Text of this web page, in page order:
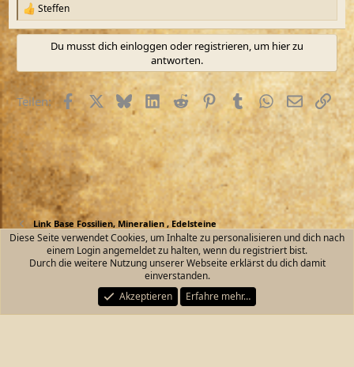
R
e
a
i
o
n
e
n
Steffen
Du musst dich einloggen oder registrieren, um hier zu
antworten.
Teilen: FacebookX (Twitter)
BlueskyLinkedIn
Reddit PinterestTumblrWhatsApp
E-MailLink
Link Base Fossilien, Mineralien , Edelsteine
Kontakt Nutzungsbedingungen
Datenschutz
Start
R
S
Community platform by XenForo® © 2010-2026 XenForo Ltd.
Diese Seite verwendet Cookies, um Inhalte zu personalisieren und dich nach
einem Login angemeldet zu halten, wenn du registriert bist.
Durch die weitere Nutzung unserer Webseite erklärst du dich damit
einverstanden.
Akzeptieren
Erfahre mehr…